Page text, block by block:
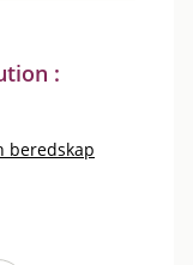
:
beredskap